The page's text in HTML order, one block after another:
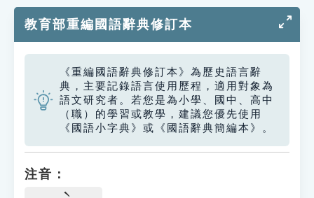
貓頭鷹博士
教育部重編國語辭典修訂本
《重編國語辭典修訂本》為歷史語言辭
典，主要記錄語言使用歷程，適用對象為
語文研究者。若您是為小學、國中、高中
（職）的學習或教學，建議您優先使用
《國語小字典》或《國語辭典簡編本》。
注音：